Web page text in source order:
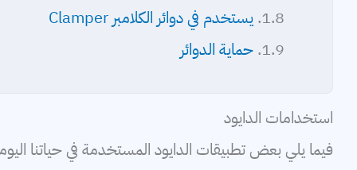
يستخدم في دوائر الكلامبر Clamper
حماية الدوائر
استخدامات الدايود
فيما يلي بعض تطبيقات الدايود المستخدمة في حياتنا